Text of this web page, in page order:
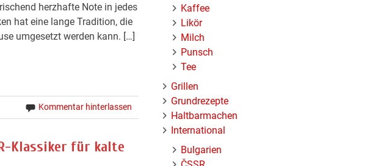
herzhafte Note in jedes
hat eine lange Tradition, die
umgesetzt werden kann. […]
Kommentar hinterlassen
Klassiker für kalte
Kaffee
Likör
Milch
Punsch
Tee
Grillen
Grundrezepte
Haltbarmachen
International
Bulgarien